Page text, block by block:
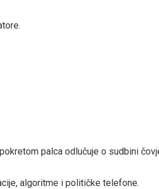
palca odlučuje o sudbini
algoritme i političke telefone.